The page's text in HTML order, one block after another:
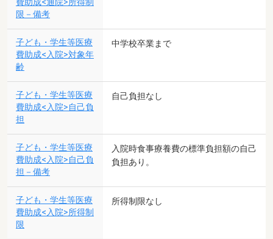
費助成<通院>所得制
限－備考
子ども・学生等医療
費助成<入院>対象年
齢
中学校卒業まで
子ども・学生等医療
費助成<入院>自己負
担
自己負担なし
子ども・学生等医療
費助成<入院>自己負
担－備考
入院時食事療養費の標準負担額の自己
負担あり。
子ども・学生等医療
費助成<入院>所得制
限
所得制限なし